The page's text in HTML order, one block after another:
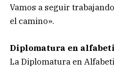
Vamos a seguir
el camino».
Diplomatura en
La Diplomatura en